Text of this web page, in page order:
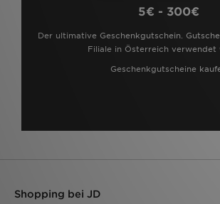
5€ - 300€
Der ultimative Geschenkgutschein.
Filiale in Österreich verwendet
Geschenkgutscheine
Shopping bei JD